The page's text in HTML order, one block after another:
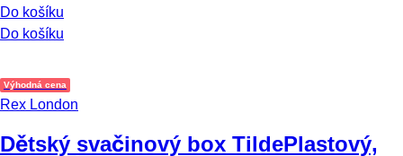
Do košíku
Do košíku
Výhodná cena
Rex London
Dětský svačinový box TildePlastový,